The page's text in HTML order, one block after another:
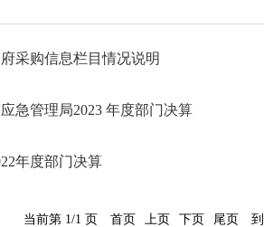
采购信息栏目情况说明
急管理局2023 年度部门决算
年度部门决算
当前第 1/1 页 首页 上页 下页 尾页